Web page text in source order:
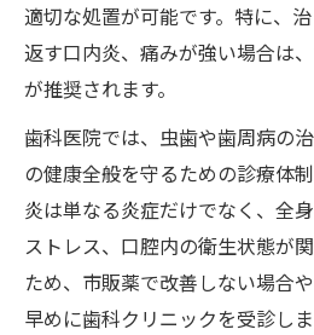
症状次第で見極める口内炎
口内炎の症状別で歯科
解説
長引く口内炎は歯医者
口内炎が治らない時の
自己判断で様子見か歯
方法
口内炎で歯医者受診を
適切な処置が可能です。特に、
返す口内炎、痛みが強い場合は
が推奨されます。
歯科医院では、虫歯や歯周病の
の健康全般を守るための診療体
炎は単なる炎症だけでなく、全
ストレス、口腔内の衛生状態が
ため、市販薬で改善しない場合
早めに歯科クリニックを受診しま